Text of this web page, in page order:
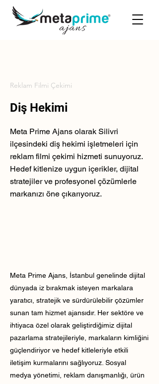
Reklam Filmi Çekimi
Diş Hekimi
Meta Prime Ajans olarak Silivri
ilçesindeki diş hekimi işletmeleri için
reklam filmi çekimi hizmeti sunuyoruz.
Hedef kitlenize uygun içerikler, dijital
stratejiler ve profesyonel çözümlerle
markanızı öne çıkarıyoruz.
Meta Prime Ajans, İstanbul genelinde dijital
dünyada iz bırakmak isteyen markalara
yaratıcı, stratejik ve sürdürülebilir çözümler
sunan tam hizmet ajansıdır. Her sektöre ve
ihtiyaca özel olarak geliştirdiğimiz dijital
pazarlama stratejileriyle, markaların kimliğini
güçlendiriyor ve hedef kitleleriyle etkili
iletişim kurmalarını sağlıyoruz. Sosyal
medya yönetimi, reklam danışmanlığı, ürün